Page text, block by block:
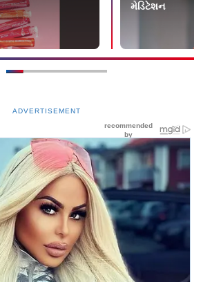
મેડિટેશન
ADVERTISEMENT